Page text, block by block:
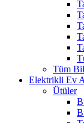
Tüm
Elektrikli Ev
Ütüler